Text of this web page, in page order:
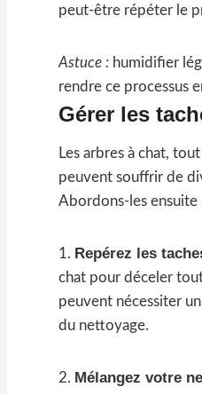
peut-être répéter le
Astuce : humidifier
rendre ce processus
Gérer les
Les arbres à chat,
peuvent souffrir de
Abordons-les ensuite
1. Repérez les
chat pour déceler
peuvent nécessiter
du nettoyage.
2. Mélangez votre